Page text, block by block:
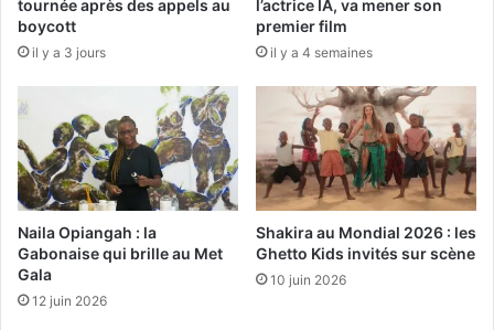
tournée après des appels au
boycott
il y a 3 jours
l’actrice IA, va mener son
premier film
il y a 4 semaines
Naila Opiangah : la
Gabonaise qui brille au Met
Gala
12 juin 2026
Shakira au Mondial 2026 : les
Ghetto Kids invités sur scène
10 juin 2026